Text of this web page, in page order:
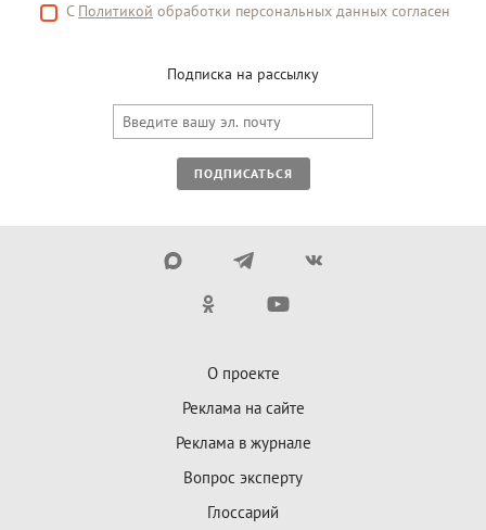
С Политикой обработки персональных данных согласен
Подписка на рассылку
ПОДПИСАТЬСЯ
О проекте
Реклама на сайте
Реклама в журнале
Вопрос эксперту
Глоссарий